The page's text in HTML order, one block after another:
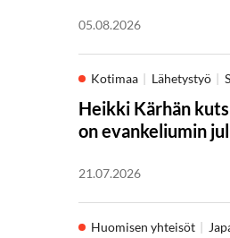
05.08.2026
Kotimaa Lähetystyö
Heikki Kärhän
on evankeliumin
21.07.2026
Huomisen yhteisöt